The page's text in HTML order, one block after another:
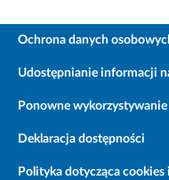
Ochrona danych
Udostępnianie informacji
Ponowne
Deklaracja dostępności
Polityka dotycząca